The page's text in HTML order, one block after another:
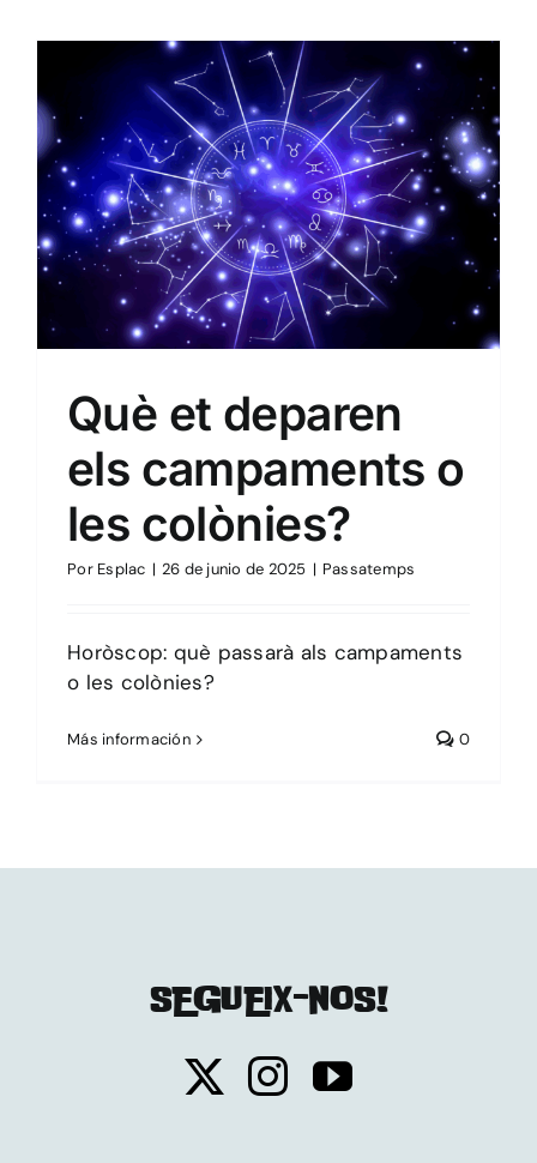
Passatemps
Què et deparen
els campaments o
les colònies?
Por Esplac | 26 de junio de 2025 | Passatemps
Horòscop: què passarà als campaments
o les colònies?
Más información 0
SEGUEIX-NOS!